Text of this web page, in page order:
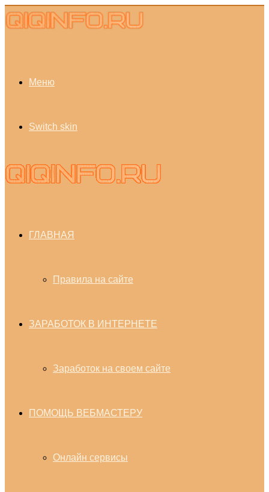
Меню
Switch skin
ГЛАВНАЯ
Правила на сайте
ЗАРАБОТОК В ИНТЕРНЕТЕ
Заработок на своем сайте
ПОМОЩЬ ВЕБМАСТЕРУ
Онлайн сервисы